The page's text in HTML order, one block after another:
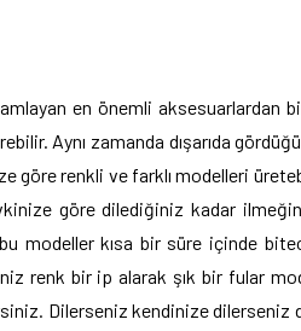
en önemli
Aynı zamanda dışarıda
göre renkli ve farklı modelleri
göre dilediğiniz kadar
modeller kısa bir süre içinde
renk bir ip alarak şık bir fular
Dilerseniz kendinize